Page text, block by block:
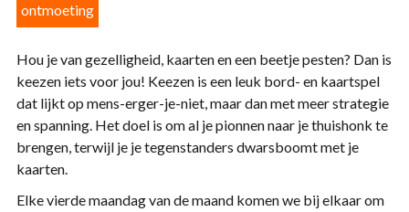
ontmoeting
Hou je van gezelligheid, kaarten en een beetje pesten? Dan is
keezen iets voor jou! Keezen is een leuk bord- en kaartspel
dat lijkt op mens-erger-je-niet, maar dan met meer strategie
en spanning. Het doel is om al je pionnen naar je thuishonk te
brengen, terwijl je je tegenstanders dwarsboomt met je
kaarten.
Elke vierde maandag van de maand komen we bij elkaar om